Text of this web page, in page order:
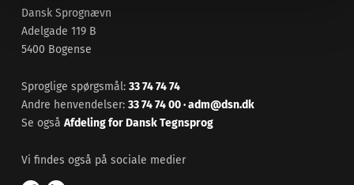
Dansk Sprognævn
Adelgade 119 B
5400 Bogense
Sproglige spørgsmål: 33 74 74 74
Andre henvendelser: 33 74 74 00·adm@dsn.dk
Se også Afdeling for Dansk Tegnsprog
Vi findes også på sociale medier